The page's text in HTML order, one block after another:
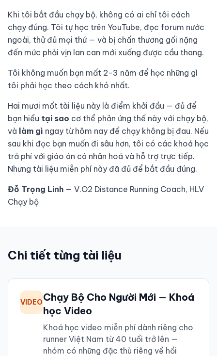
Khi tôi bắt đầu chạy bộ, không có ai chỉ tôi cách
chạy đúng. Tôi tự học trên YouTube, đọc forum nước
ngoài, thử đủ mọi thứ — và bị chấn thương gối nặng
đến mức phải vịn lan can mới xuống được cầu thang.
Tôi không muốn bạn mất 2-3 năm để học những gì
tôi phải học theo cách khó nhất.
Hai mươi mốt tài liệu này là điểm khởi đầu — đủ để
bạn hiểu tại sao cơ thể phản ứng thế này với chạy bộ,
và làm gì ngay từ hôm nay để chạy không bị đau. Nếu
sau khi đọc bạn muốn đi sâu hơn, tôi có các khoá học
trả phí với giáo án cá nhân hoá và hỗ trợ trực tiếp.
Nhưng tài liệu miễn phí này đã đủ để bắt đầu đúng.
Đỗ Trọng Linh — V.O2 Distance Running Coach, HLV
Chạy bộ
Chi tiết từng tài liệu
VIDEOChạy Bộ Cho Người Mới — Khoá
học Video
Khoá học video miễn phí dành riêng cho
runner Việt Nam từ 40 tuổi trở lên —
nhóm có những đặc thù riêng về hồi